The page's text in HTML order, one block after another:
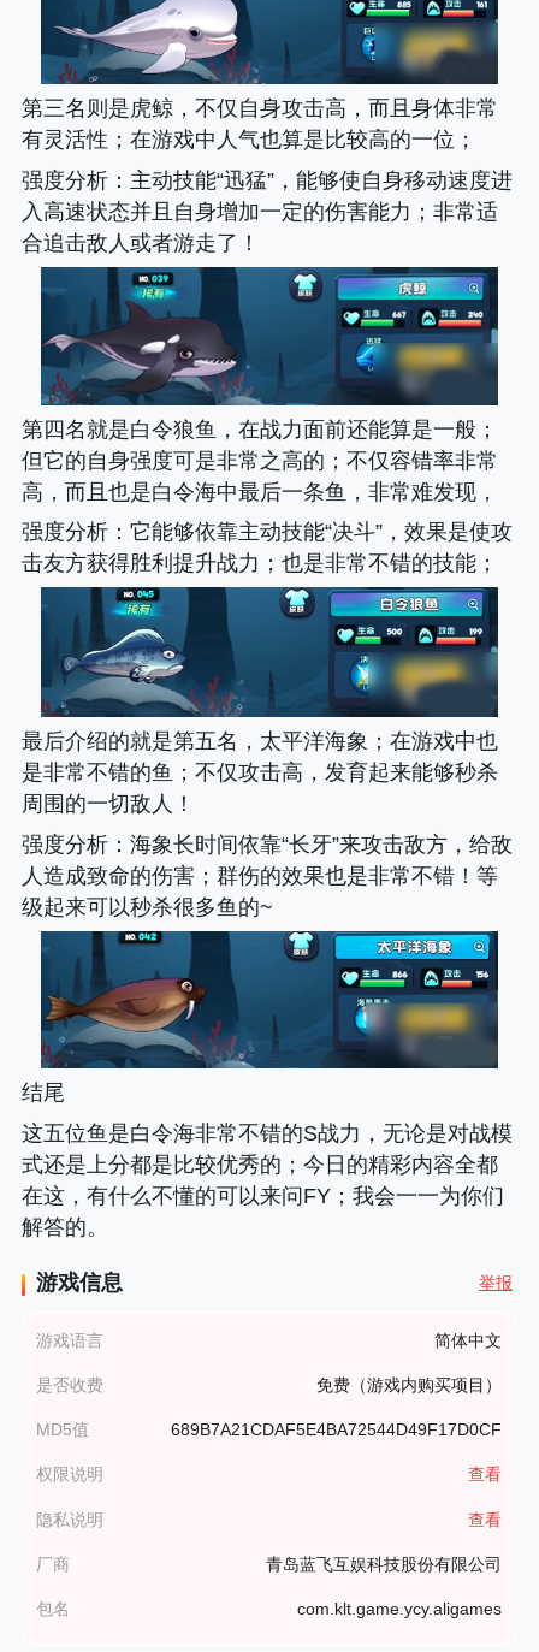
第三名则是虎鲸，不仅自身攻击高，而且身体非常
有灵活性；在游戏中人气也算是比较高的一位；
强度分析：主动技能“迅猛”，能够使自身移动速度进
入高速状态并且自身增加一定的伤害能力；非常适
合追击敌人或者游走了！
第四名就是白令狼鱼，在战力面前还能算是一般；
但它的自身强度可是非常之高的；不仅容错率非常
高，而且也是白令海中最后一条鱼，非常难发现，
强度分析：它能够依靠主动技能“决斗”，效果是使攻
击友方获得胜利提升战力；也是非常不错的技能；
最后介绍的就是第五名，太平洋海象；在游戏中也
是非常不错的鱼；不仅攻击高，发育起来能够秒杀
周围的一切敌人！
强度分析：海象长时间依靠“长牙”来攻击敌方，给敌
人造成致命的伤害；群伤的效果也是非常不错！等
级起来可以秒杀很多鱼的~
结尾
这五位鱼是白令海非常不错的S战力，无论是对战模
式还是上分都是比较优秀的；今日的精彩内容全都
在这，有什么不懂的可以来问FY；我会一一为你们
解答的。
游戏信息 举报
游戏语言 简体中文
是否收费 免费（游戏内购买项目）
MD5值 689B7A21CDAF5E4BA72544D49F17D0CF
权限说明 查看
隐私说明 查看
厂商 青岛蓝飞互娱科技股份有限公司
包名 com.klt.game.ycy.aligames